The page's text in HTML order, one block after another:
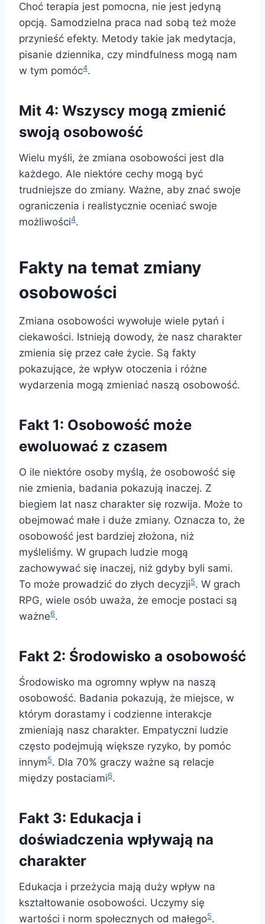
Choć terapia jest pomocna, nie jest jedyną
opcją. Samodzielna praca nad sobą też może
przynieść efekty. Metody takie jak medytacja,
pisanie dziennika, czy mindfulness mogą nam
w tym pomóc4.
Mit 4: Wszyscy mogą zmienić
swoją osobowość
Wielu myśli, że zmiana osobowości jest dla
każdego. Ale niektóre cechy mogą być
trudniejsze do zmiany. Ważne, aby znać swoje
ograniczenia i realistycznie oceniać swoje
możliwości4.
Fakty na temat zmiany
osobowości
Zmiana osobowości wywołuje wiele pytań i
ciekawości. Istnieją dowody, że nasz charakter
zmienia się przez całe życie. Są fakty
pokazujące, że wpływ otoczenia i różne
wydarzenia mogą zmieniać naszą osobowość.
Fakt 1: Osobowość może
ewoluować z czasem
O ile niektóre osoby myślą, że osobowość się
nie zmienia, badania pokazują inaczej. Z
biegiem lat nasz charakter się rozwija. Może to
obejmować małe i duże zmiany. Oznacza to, że
osobowość jest bardziej złożona, niż
myśleliśmy. W grupach ludzie mogą
zachowywać się inaczej, niż gdyby byli sami.
To może prowadzić do złych decyzji5. W grach
RPG, wiele osób uważa, że emocje postaci są
ważne6.
Fakt 2: Środowisko a osobowość
Środowisko ma ogromny wpływ na naszą
osobowość. Badania pokazują, że miejsce, w
którym dorastamy i codzienne interakcje
zmieniają nasz charakter. Empatyczni ludzie
często podejmują większe ryzyko, by pomóc
innym5. Dla 70% graczy ważne są relacje
między postaciami6.
Fakt 3: Edukacja i
doświadczenia wpływają na
charakter
Edukacja i przeżycia mają duży wpływ na
kształtowanie osobowości. Uczymy się
wartości i norm społecznych od małego5.